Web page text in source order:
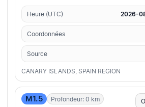
Heure (UTC) 2026-
Coordonnées
Source
CANARY ISLANDS, SPAIN REGION
M1.5 Profondeur: 0 km